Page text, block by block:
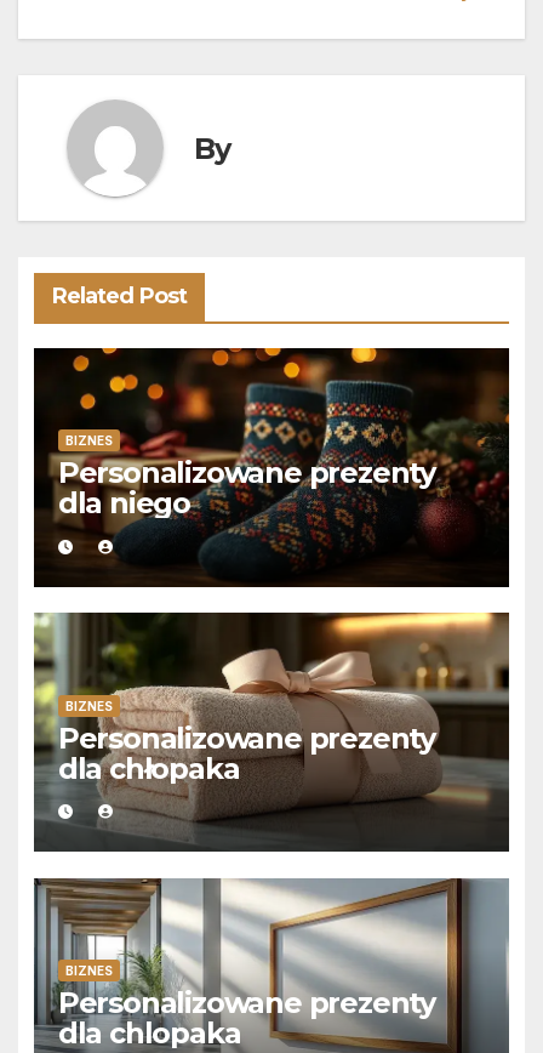
wpisu
By
Related Post
BIZNES
Personalizowane prezenty
dla niego
BIZNES
Personalizowane prezenty
dla chłopaka
BIZNES
Personalizowane prezenty
dla chlopaka